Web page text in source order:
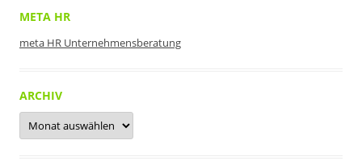
META HR
meta HR Unternehmensberatung
ARCHIV
Archiv